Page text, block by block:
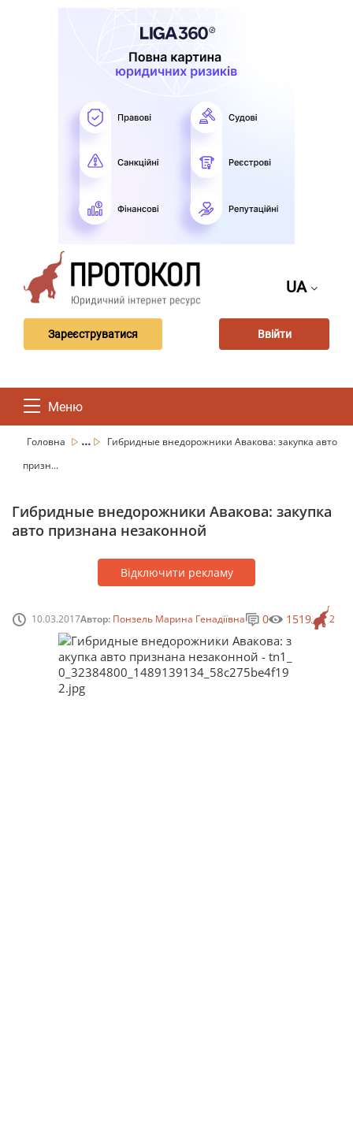
UA
Зареєструватися Ввійти
Меню
Головна ...
Гибридные внедорожники Авакова: закупка авто
призн...
Гибридные внедорожники Авакова: закупка
авто признана незаконной
Відключити рекламу
10.03.2017Автор: Понзель Марина Генадіївна 2
0 1519